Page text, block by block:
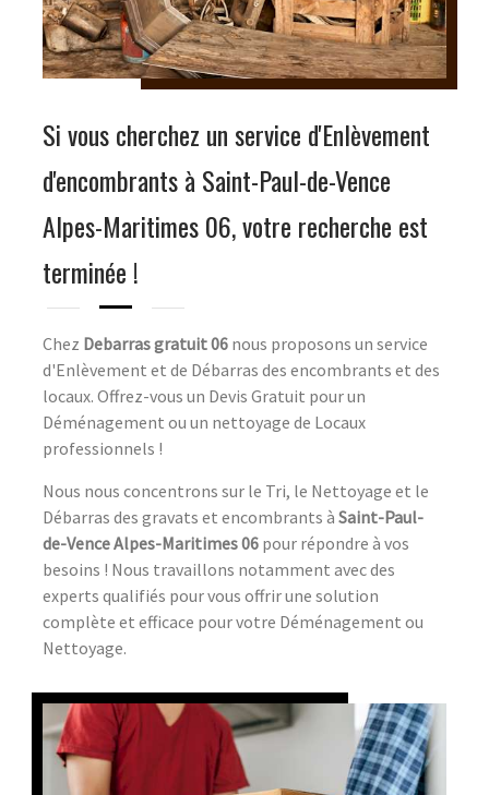
Si vous cherchez un service d'Enlèvement
d'encombrants à Saint-Paul-de-Vence
Alpes-Maritimes 06, votre recherche est
terminée !
Chez Debarras gratuit 06 nous proposons un service
d'Enlèvement et de Débarras des encombrants et des
locaux. Offrez-vous un Devis Gratuit pour un
Déménagement ou un nettoyage de Locaux
professionnels !
Nous nous concentrons sur le Tri, le Nettoyage et le
Débarras des gravats et encombrants à Saint-Paul-
de-Vence Alpes-Maritimes 06 pour répondre à vos
besoins ! Nous travaillons notamment avec des
experts qualifiés pour vous offrir une solution
complète et efficace pour votre Déménagement ou
Nettoyage.